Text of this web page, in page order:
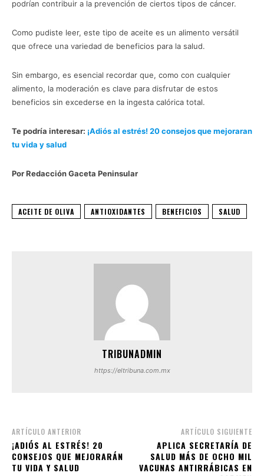
podrían contribuir a la prevención de ciertos tipos de cáncer.
Como pudiste leer, este tipo de aceite es un alimento versátil
que ofrece una variedad de beneficios para la salud.
Sin embargo, es esencial recordar que, como con cualquier
alimento, la moderación es clave para disfrutar de estos
beneficios sin excederse en la ingesta calórica total.
Te podría interesar: ¡Adiós al estrés! 20 consejos que mejoraran
tu vida y salud
Por Redacción Gaceta Peninsular
ACEITE DE OLIVA ANTIOXIDANTES BENEFICIOS SALUD
TRIBUNADMIN
https://eltribuna.com.mx
ARTÍCULO ANTERIOR
¡ADIÓS AL ESTRÉS! 20
CONSEJOS QUE MEJORARÁN
TU VIDA Y SALUD
ARTÍCULO SIGUIENTE
APLICA SECRETARÍA DE
SALUD MÁS DE OCHO MIL
VACUNAS ANTIRRÁBICAS EN